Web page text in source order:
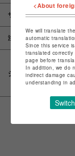
サイズ
注意事項
シェアする
<About
We will translate
automatic
Since this service
translated
page before
In addition, we do
indirect damage
understanding in